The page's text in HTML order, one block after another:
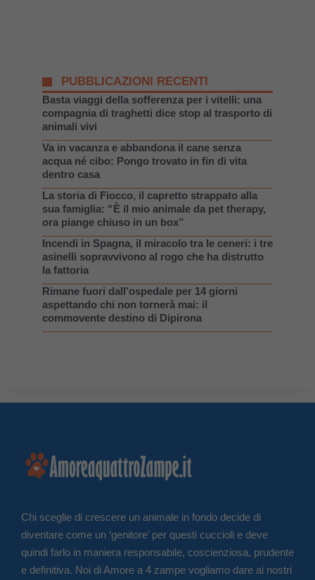
PUBBLICAZIONI RECENTI
Basta viaggi della sofferenza per i vitelli: una
compagnia di traghetti dice stop al trasporto di
animali vivi
Va in vacanza e abbandona il cane senza
acqua né cibo: Pongo trovato in fin di vita
dentro casa
La storia di Fiocco, il capretto strappato alla
sua famiglia: “È il mio animale da pet therapy,
ora piange chiuso in un box”
Incendi in Spagna, il miracolo tra le ceneri: i tre
asinelli sopravvivono al rogo che ha distrutto
la fattoria
Rimane fuori dall’ospedale per 14 giorni
aspettando chi non tornerà mai: il
commovente destino di Dipirona
Chi sceglie di crescere un animale in fondo decide di
diventare come un ‘genitore’ per questi cuccioli e deve
quindi farlo in maniera responsabile, coscienziosa, prudente
e definitiva. Noi di Amore a 4 zampe vogliamo dare ai nostri